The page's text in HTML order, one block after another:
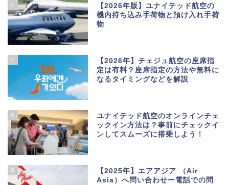
6
【2026年版】ユナイテッド航空の
機内持ち込み手荷物と預け入れ手荷
物
7
【2026年】チェジュ航空の座席指
定は有料？座席指定の方法や無料に
なるタイミングなどを解説
8
ユナイテッド航空のオンラインチェ
ックイン方法は？事前にチェックイ
ンしてスムーズに搭乗しよう！
9
【2025年】エアアジア （Air
Asia）へ問い合わせー電話での問